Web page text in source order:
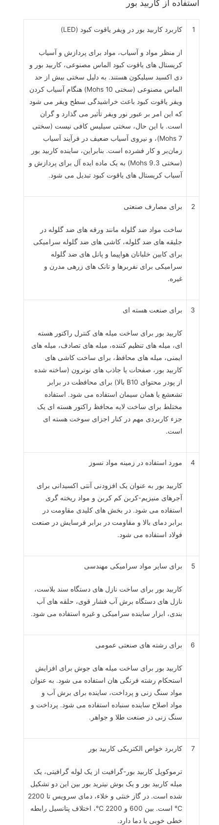
استفاده از کاربید بور
1 کاربرد کاربید بور در ویفر یاقوت کبود (LED)
از منظر مواد و آسیاب، مواد برای پردازش و آسیاب
کریستال های یاقوت کبود الماس مصنوعی، کاربید بور و
دی اکسید سیلیکون هستند. به دلیل سختی بیش از حد
الماس مصنوعی (سختی Mohs 10) هنگام آسیاب کردن
ویفر یاقوت کبود باعث خراشیدگی سطح ویفر می شود
که این امر بر عبور نور ویفر تأثیر می گذارد و گران
است. با این حال، سختی سیلیس کافی نیست (سختی
Mohs 7)، و نیروی آسیاب ضعیف در فرآیند آسیاب
زمان‌بر و کار فشرده است. بنابراین، ساینده کاربید بور
(سختی Mohs 9.3) به یک ماده ایده آل برای پردازش و
آسیاب کریستال های یاقوت کبود تبدیل می شود.
2 برای مصارف صنعتی
ساخت مواد ضد گلوله مانند ورقه های ضد گلوله در
جلیقه های ضد گلوله، کاشی های ضد گلوله سرامیکی
برای کابین خلبانان هواپیما و پانل های ضد گلوله
سرامیکی برای نفربرها و تانک های زرهی مدرن و
غیره.
3 برای صنعت هسته ای
کاربید بور برای ساخت میله های کنترل راکتور هسته
ای، میله های تنظیم کننده، میله های تصادف، میله های
ایمنی، میله های محافظ، برای ساخت کاشی های
کاربید بور، صفحات یا جاذب های نوترون (ساخته شده
از پودر محتوای B10 بالا) برای محافظت در برابر
تشعشع یا همان سیمان استفاده می شود. استفاده
مختلط برای ساخت لایه محافظ راکتور هسته ای یک
جزء کاربردی مهم در کنار اجزای سوخت هسته ای
است.
4 مورد استفاده در زمینه مواد نسوز
کاربید بور به عنوان یک افزودنی آنتی اکسیدانی برای
آجرهای منیزیم-کربن کم کربن و مواد ریخته گری
استفاده می شود. در بخش های کلیدی مقاومت در
برابر دمای بالا و مقاومت در برابر فرسایش در صنعت
فولاد استفاده می شود.
5 برای سایر مواد سرامیکی مهندسی
کاربید بور برای ساخت نازل های دستگاه سند بلاست،
نازل های دستگاه برش آب فشار قوی، حلقه های آب
بندی، ابزار ساینده سرامیکی و غیره استفاده می شود.
6 برای رشته های صنعتی عمومی
کاربید بور برای ساخت میله های جوش برای افزایش
استحکام رشته فرنگی هان استفاده می شود. به عنوان
مواد سنگ زنی و پرداخت، ساینده برای برش آب و
مواد اصلاح ساینده سنباده استفاده می شود. پرداخت و
سنگ زنی در صنعت طلا و جواهر.
7 کاربرد خواص الکتریکی کاربید بور
ترموکوپل کاربید بور-گرافیت از یک لوله گرافیتی، یک
میله کاربید بور و یک بوش نیترید بور بین این دو تشکیل
شده است. در گاز خنثی و خلاء، دمای سرویس تا 2200
℃ است. بین 600 و 2200 ℃، اختلاف پتانسیل رابطه
خطی خوبی با دما دارد.